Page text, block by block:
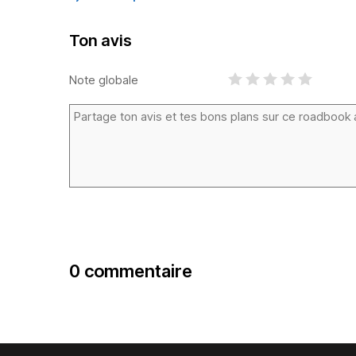
Ton avis
Note globale
0 commentaire